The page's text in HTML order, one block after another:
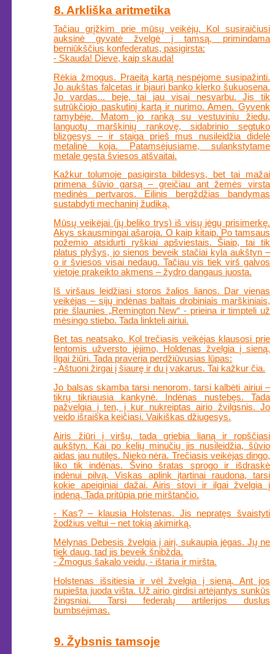
8. Arkliška aritmetika
Tačiau grįžkim prie mūsų veikėjų. Kol susiraičiusi
auksinė gyvatė žvelgė į tamsą, primindama
berniūkščius konfederatus, pasigirsta:
- Skauda! Dieve, kaip skauda!
Rėkia žmogus. Praeitą kartą nespėjome susipažinti.
Jo aukštas falcetas ir bjauri banko klerko šukuosena.
Jo vardas... beje, tai jau visai nesvarbu. Jis tik
sutrūkčiojo paskutinį kartą ir nurimo. Amen. Gyvenk
ramybėje. Matom jo ranką su vestuviniu žiedu,
languotų marškinių rankovę, sidabrinio segtuko
blizgesys – ir staiga prieš mus nusileidžia didelė
metalinė koja. Patamsėjusiame, sulankstytame
metale gęsta šviesos atšvaitai.
Kažkur tolumoje pasigirsta bildesys, bet tai mažai
primena šūvio garsą – greičiau ant žemės virsta
medinės pertvaros. Eilinis bergždžias bandymas
sustabdyti mechaninį žudiką.
Mūsų veikėjai (jų beliko trys) iš visų jėgų prisimerkę.
Akys skausmingai ašaroja. O kaip kitaip. Po tamsaus
požemio atsidurti ryškiai apšviestais. Šiaip, tai tik
platus plyšys, jo sienos beveik stačiai kyla aukštyn –
o ir šviesos visai nedaug. Tačiau vis tiek virš galvos
vietoje prakeikto akmens – žydro dangaus juosta.
Iš viršaus leidžiasi storos žalios lianos. Dar vienas
veikėjas – sijų indėnas baltais drobiniais marškiniais,
prie šlaunies „Remington New“ - prieina ir timpteli už
mėsingo stiebo. Tada linkteli airiui.
Bet tas neatsako. Kol trečiasis veikėjas klausosi prie
lentomis užversto įėjimo, Holdenas žvelgia į sieną.
Ilgai žiūri. Tada praveria perdžiūvusias lūpas:
- Aštuoni žirgai į šiaurę ir du į vakarus. Tai kažkur čia.
Jo balsas skamba tarsi nenorom, tarsi kalbėti airiui –
tikrų tikriausia kankynė. Indėnas nustebęs. Tada
pažvelgia į ten, į kur nukreiptas airio žvilgsnis. Jo
veido išraiška keičiasi. Vaikiškas džiugesys.
Airis žiūri į viršų, tada griebia lianą ir ropščiasi
aukštyn. Kai po kelių minučių jis nusileidžia, šūvio
aidas jau nutilęs. Nieko nėra. Trečiasis veikėjas dingo,
liko tik indėnas. Švino šratas sprogo ir išdraskė
indėnui pilvą. Viskas aplink įtartinai raudona, tarsi
kokie apeiginiai dažai. Airis stovi ir ilgai žvelgia į
indėną. Tada pritūpia prie mirštančio.
- Kas? – klausia Holstenas. Jis nepratęs švaistyti
žodžius veltui – net tokią akimirką.
Mėlynas Debesis žvelgia į airį, sukaupia jėgas. Jų ne
tiek daug, tad jis beveik šnibžda.
- Žmogus šakalo veidu, - ištaria ir miršta.
Holstenas išsitiesia ir vėl žvelgia į sieną. Ant jos
nupiešta juoda višta. Už airio girdisi artėjantys sunkūs
žingsniai. Tarsi federalų artilerijos duslus
bumbsėjimas.
9. Žybsnis tamsoje